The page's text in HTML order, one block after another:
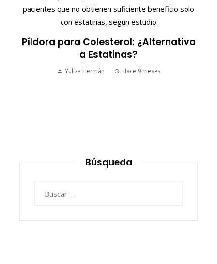
Píldora para Colesterol: ¿Alternativa
a Estatinas?
Yuliza Hermán Hace 9 meses
Búsqueda